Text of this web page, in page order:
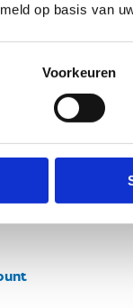
op basis van
Voorkeuren